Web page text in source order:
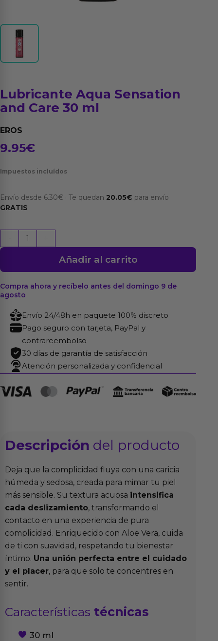
Lubricante Aqua Sensation
and Care 30 ml
EROS
9.95€
Impuestos incluídos
Envío desde 6.30€ · Te quedan 20.05€ para envío
GRATIS
Lubricante
Aqua
and
Care
30
cantidad
Añadir al carrito
Compra ahora y recíbelo antes del domingo 9 de
agosto
Envío 24/48h en paquete 100% discreto
Pago seguro con tarjeta, PayPal y
contrareembolso
30 días de garantía de satisfacción
Atención personalizada y confidencial
Descripción del producto
Deja que la complicidad fluya con una caricia
húmeda y sedosa, creada para mimar tu piel
más sensible. Su textura acuosa intensifica
cada deslizamiento, transformando el
contacto en una experiencia de pura
complicidad. Enriquecido con Aloe Vera, cuida
de ti con suavidad, respetando tu bienestar
íntimo. Una unión perfecta entre el cuidado
y el placer, para que solo te concentres en
sentir.
Características técnicas
30 ml